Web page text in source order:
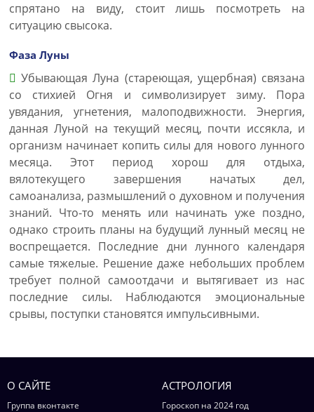
спрятано на виду, стоит лишь посмотреть на
ситуацию свысока.
Фаза Луны
Убывающая Луна (стареющая, ущербная) связана
со стихией Огня и символизирует зиму. Пора
увядания, угнетения, малоподвижности. Энергия,
данная Луной на текущий месяц, почти иссякла, и
организм начинает копить силы для нового лунного
месяца. Этот период хорош для отдыха,
вялотекущего завершения начатых дел,
самоанализа, размышлений о духовном и получения
знаний. Что-то менять или начинать уже поздно,
однако строить планы на будущий лунный месяц не
воспрещается. Последние дни лунного календаря
самые тяжелые. Решение даже небольших проблем
требует полной самоотдачи и вытягивает из нас
последние силы. Наблюдаются эмоциональные
срывы, поступки становятся импульсивными.
О САЙТЕ
Группа вконтакте
АСТРОЛОГИЯ
Гороскоп на 2024 год